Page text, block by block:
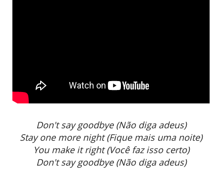
Don't say goodbye (Não diga adeus)
Stay one more night (Fique mais uma noite)
You make it right (Você faz isso certo)
Don't say goodbye (Não diga adeus)